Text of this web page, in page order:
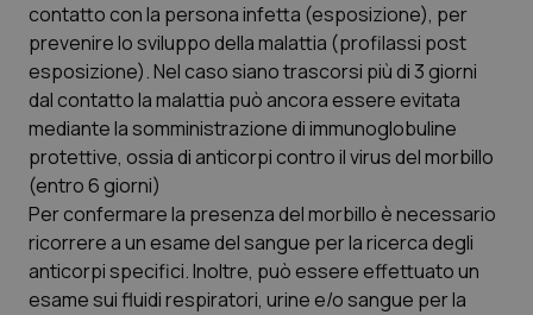
contatto con la persona infetta (esposizione), per
prevenire lo sviluppo della malattia (profilassi post
esposizione). Nel caso siano trascorsi più di 3 giorni
dal contatto la malattia può ancora essere evitata
mediante la somministrazione di immunoglobuline
protettive, ossia di anticorpi contro il virus del morbillo
(entro 6 giorni)
Per confermare la presenza del morbillo è necessario
ricorrere a un esame del sangue per la ricerca degli
anticorpi specifici. Inoltre, può essere effettuato un
esame sui fluidi respiratori, urine e/o sangue per la